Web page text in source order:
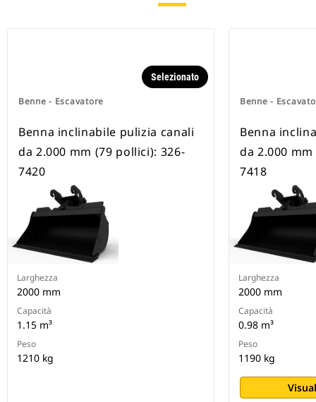
Benne - Escavatore
Selezionato
Benna inclinabile pulizia canali
da 2.000 mm (79 pollici): 326-
7420
Larghezza
2000 mm
Capacità
1.15 m³
Peso
1210 kg
Benne -
Benna
da 2.000
7418
Larghezza
2000 mm
Capacità
0.98 m³
Peso
1190 kg